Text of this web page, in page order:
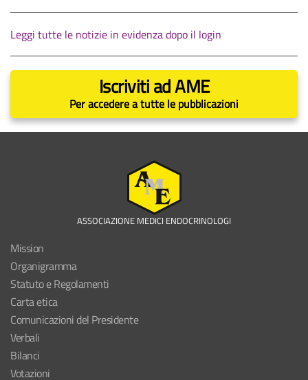
Leggi tutte le notizie in evidenza dopo il login
Iscriviti ad AME
Per accedere a tutte le pubblicazioni
ASSOCIAZIONE MEDICI ENDOCRINOLOGI
Mission
Organigramma
Statuto e Regolamenti
Carta etica
Comunicazioni del Presidente
Verbali
Bilanci
Votazioni